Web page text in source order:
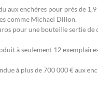
aux enchères pour près de
comme Michael Dillon.
pour une bouteille sertie de
à seulement 12
à plus de 700 000 € aux